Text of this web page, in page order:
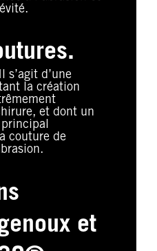
s’agit d’une
la création
et dont un
couture de
et